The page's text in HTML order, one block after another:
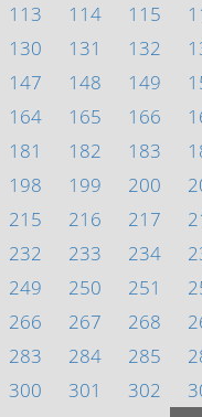
113 114 115
130 131 132
147 148 149
164 165 166
181 182 183
198 199 200
215 216 217
232 233 234
249 250 251
266 267 268
283 284 285
300 301 302